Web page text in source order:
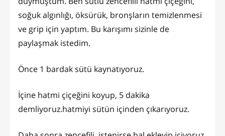
soğuk algınlığı, öksürük, bronşların temizlenmesi
ve grip için yaptım. Bu karışımı sizinle de
paylaşmak istedim.
Önce 1 bardak sütü kaynatıyoruz.
İçine hatmi çiçeğini koyup, 5 dakika
demliyoruz.hatmiyi sütün içinden çıkarıyoruz.